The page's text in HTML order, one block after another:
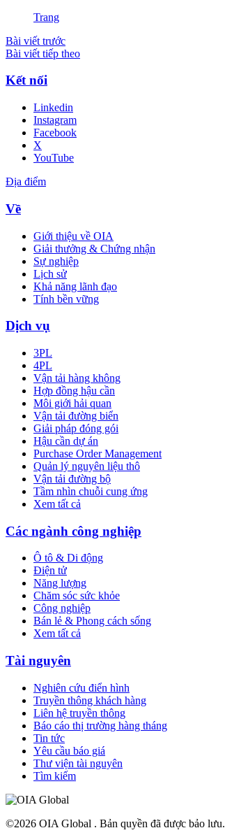
Trang
Bài viết trước
Bài viết tiếp theo
Kết nối
Linkedin
Instagram
Facebook
X
YouTube
Địa điểm
Về
Giới thiệu về OIA
Giải thưởng & Chứng nhận
Sự nghiệp
Lịch sử
Khả năng lãnh đạo
Tính bền vững
Dịch vụ
3PL
4PL
Vận tải hàng không
Hợp đồng hậu cần
Môi giới hải quan
Vận tải đường biển
Giải pháp đóng gói
Hậu cần dự án
Purchase Order Management
Quản lý nguyên liệu thô
Vận tải đường bộ
Tầm nhìn chuỗi cung ứng
Xem tất cả
Các ngành công nghiệp
Ô tô & Di động
Điện tử
Năng lượng
Chăm sóc sức khỏe
Công nghiệp
Bán lẻ & Phong cách sống
Xem tất cả
Tài nguyên
Nghiên cứu điển hình
Truyền thông khách hàng
Liên hệ truyền thông
Báo cáo thị trường hàng tháng
Tin tức
Yêu cầu báo giá
Thư viện tài nguyên
Tìm kiếm
©2026 OIA Global . Bản quyền đã được bảo lưu.